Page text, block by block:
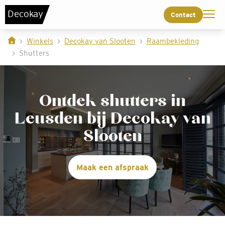
Decokay Contact
Winkels Decokay van Slooten
Raambekleding
Shutters
Ontdek shutters in
Leusden bij Decokay van
Slooten
Maak een afspraak